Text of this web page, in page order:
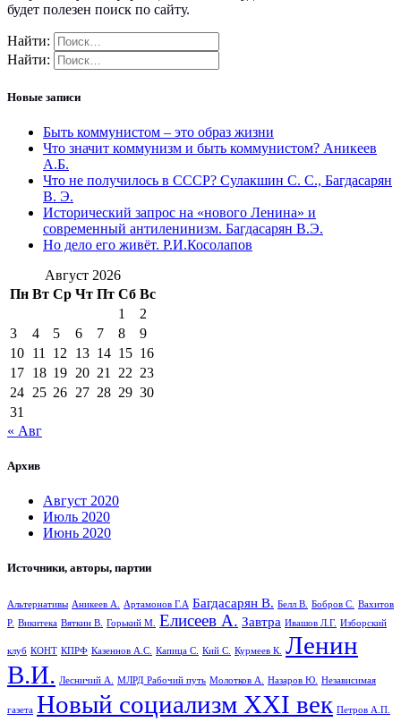
будет полезен поиск по сайту.
Найти:
Найти:
Новые записи
Быть коммунистом – это образ жизни
Что значит коммунизм и быть коммунистом? Аникеев
А.Б.
Что не получилось в СССР? Сулакшин С. С., Багдасарян
В. Э.
Исторический запрос на «нового Ленина» и
современный антиленинизм. Багдасарян В.Э.
Но дело его живёт. Р.И.Косолапов
Август 2026
Пн Вт Ср Чт Пт Сб Вс
1
2
3
4 5 6 7 8
9
10 11 12 13 14 15 16
17 18 19 20 21 22 23
24 25 26 27 28 29 30
31
« Авг
Архив
Август 2020
Июль 2020
Июнь 2020
Источники, авторы, партии
Альтернативы Аникеев А. Артамонов Г.А Багдасарян В. Белл В. Бобров С. Вахитов
Р. Викитека Вяткин В. Горький М. Елисеев А. Завтра Ивашов Л.Г. Изборский
клуб КОНТ КПРФ Казеннов А.С. Капица С. Кий С. Курмеев К. Ленин
В.И. Лесничий А. МЛРД Рабочий путь Молотков А. Назаров Ю. Независимая
газета Новый социализм XXI век Петров А.П.